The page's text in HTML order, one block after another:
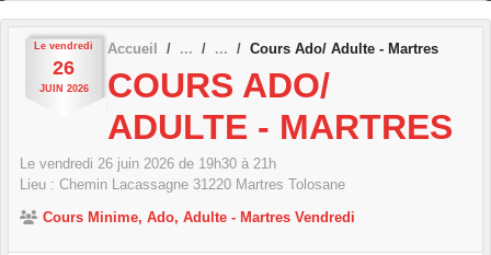
Le vendredi
26
JUIN 2026
Accueil Cours Ado/ Adulte - Martres
COURS ADO/
ADULTE - MARTRES
Le vendredi 26 juin 2026 de 19h30 à 21h
Lieu : Chemin Lacassagne 31220 Martres Tolosane
Cours Minime, Ado, Adulte - Martres Vendredi